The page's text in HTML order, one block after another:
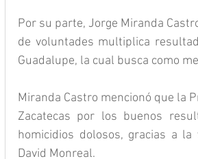
Por su parte, Jorge Miranda
de voluntades multiplica
Guadalupe, la cual busca como
Miranda Castro mencionó que la
Zacatecas por los buenos
homicidios dolosos, gracias a
David Monreal.